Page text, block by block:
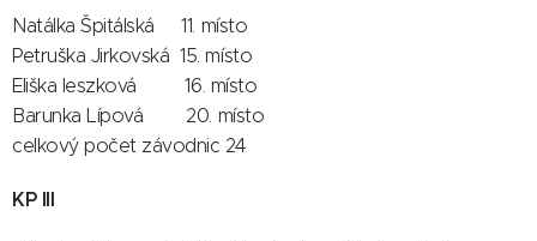
Natálka Špitálská 11. místo
Petruška Jirkovská 15. místo
Eliška leszková 16. místo
Barunka Lípová 20. místo
celkový počet závodnic 24
KP III